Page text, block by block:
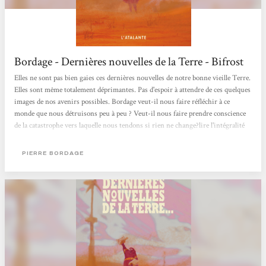
Bordage - Dernières nouvelles de la Terre - Bifrost
Elles ne sont pas bien gaies ces dernières nouvelles de notre bonne vieille Terre.
Elles sont même totalement déprimantes. Pas d'espoir à attendre de ces quelques
images de nos avenirs possibles. Bordage veut-il nous faire réfléchir à ce
monde que nous détruisons peu à peu ? Veut-il nous faire prendre conscience
de la catastrophe vers laquelle nous tendons si rien ne change?lire l'intégralité
PIERRE BORDAGE